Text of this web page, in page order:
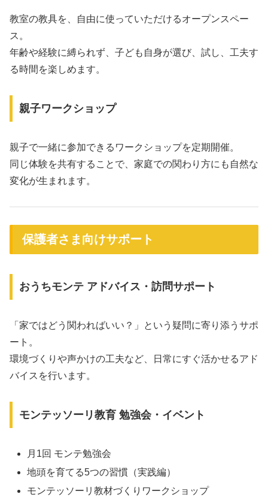
教室の教具を、自由に使っていただけるオープンスペー
ス。
年齢や経験に縛られず、子ども自身が選び、試し、工夫す
る時間を楽しめます。
親子ワークショップ
親子で一緒に参加できるワークショップを定期開催。
同じ体験を共有することで、家庭での関わり方にも自然な
変化が生まれます。
保護者さま向けサポート
おうちモンテ アドバイス・訪問サポート
「家ではどう関わればいい？」という疑問に寄り添うサポ
ート。
環境づくりや声かけの工夫など、日常にすぐ活かせるアド
バイスを行います。
モンテッソーリ教育 勉強会・イベント
月1回 モンテ勉強会
地頭を育てる5つの習慣（実践編）
モンテッソーリ教材づくりワークショップ